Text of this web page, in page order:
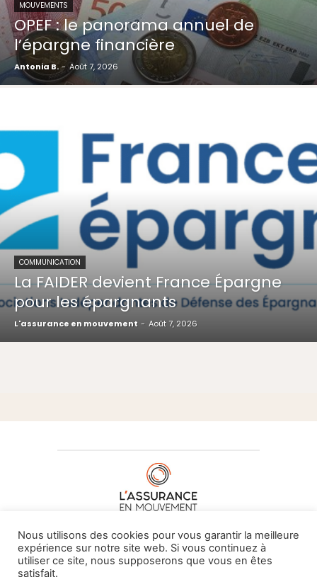
MOUVEMENTS
OPEF : le panorama annuel de
l’épargne financière
Antonia B. - Août 7, 2026
COMMUNICATION
La FAIDER devient France Épargne
pour les épargnants
L'assurance en mouvement - Août 7, 2026
À PROPOS DE NOUS•CONTACT
Nous utilisons des cookies pour vous garantir la meilleure
expérience sur notre site web. Si vous continuez à
utiliser ce site, nous supposerons que vous en êtes
satisfait.